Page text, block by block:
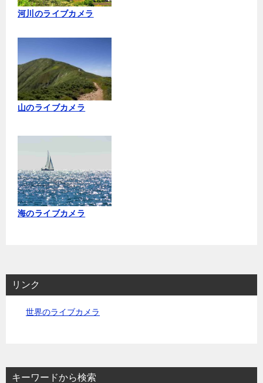
河川のライブカメラ
山のライブカメラ
海のライブカメラ
リンク
世界のライブカメラ
キーワードから検索